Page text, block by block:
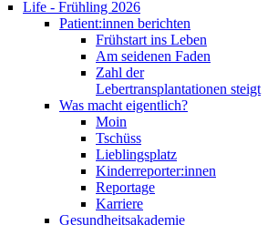
Life - Frühling 2026
Patient:innen berichten
Frühstart ins Leben
Am seidenen Faden
Zahl der
Lebertransplantationen steigt
Was macht eigentlich?
Moin
Tschüss
Lieblingsplatz
Kinderreporter:innen
Reportage
Karriere
Gesundheitsakademie